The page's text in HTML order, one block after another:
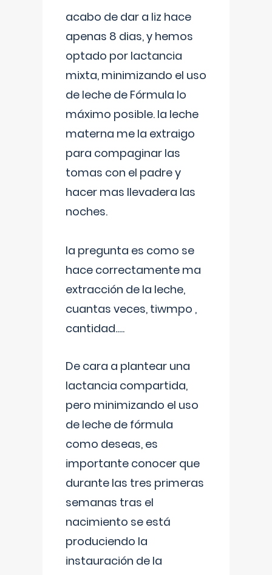
acabo de dar a liz hace
apenas 8 dias, y hemos
optado por lactancia
mixta, minimizando el uso
de leche de Fórmula lo
máximo posible. la leche
materna me la extraigo
para compaginar las
tomas con el padre y
hacer mas llevadera las
noches.
la pregunta es como se
hace correctamente ma
extracción de la leche,
cuantas veces, tiwmpo ,
cantidad.....
De cara a plantear una
lactancia compartida,
pero minimizando el uso
de leche de fórmula
como deseas, es
importante conocer que
durante las tres primeras
semanas tras el
nacimiento se está
produciendo la
instauración de la